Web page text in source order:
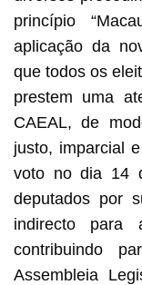
princípio
aplicação da
que todos os
prestem uma
CAEAL, de
justo, imparcial
voto no dia 14
deputados por
indirecto para
contribuindo
Assembleia